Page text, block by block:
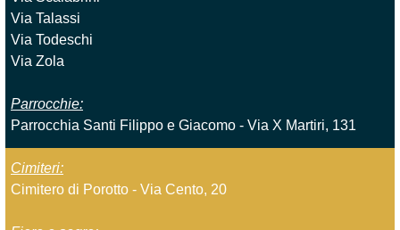
Via Talassi
Via Todeschi
Via Zola
Parrocchie:
Parrocchia Santi Filippo e Giacomo - Via X Martiri, 131
Cimiteri:
Cimitero di Porotto - Via Cento, 20